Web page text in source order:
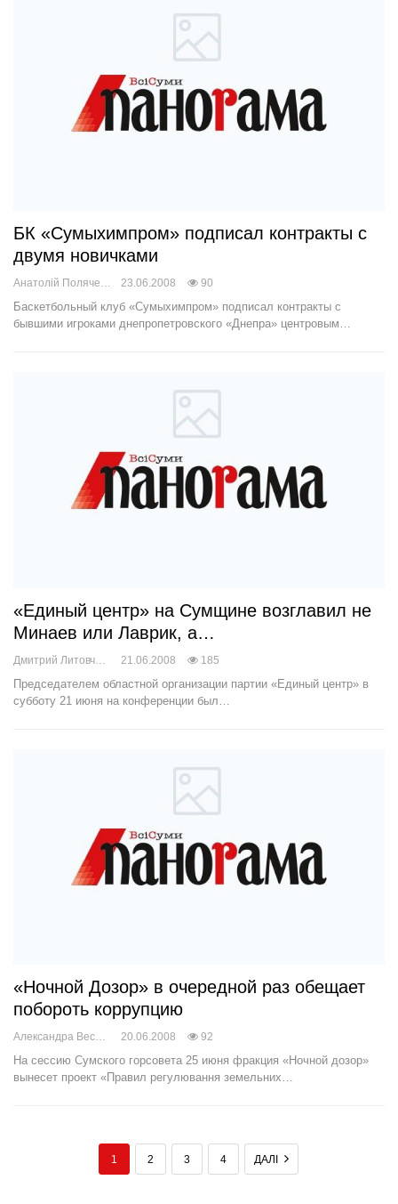
БК «Сумыхимпром» подписал контракты с
двумя новичками
Анатолій Поляченко 23.06.2008 90
Баскетбольный клуб «Сумыхимпром» подписал контракты с
бывшими игроками днепропетровского «Днепра» центровым…
«Единый центр» на Сумщине возглавил не
Минаев или Лаврик, а…
21.06.2008 185
Председателем областной организации партии «Единый центр» в
субботу 21 июня на конференции был…
«Ночной Дозор» в очередной раз обещает
побороть коррупцию
Александра Веснич 20.06.2008 92
На сессию Сумского горсовета 25 июня фракция «Ночной дозор»
вынесет проект «Правил регулювання земельних…
1 2 3 4 ДАЛІ